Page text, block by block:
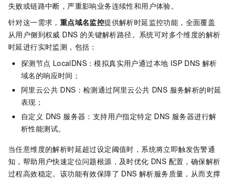
失败或链路中断，严重影响业务连续性和用户体验。
针对这一需求， 重点域名监控提供解析时延监控功能，全面覆盖
从用户侧到权威 DNS 的关键解析路径。系统可对多个维度的解析
时延进行实时监测，包括：
探测节点 LocalDNS：模拟真实用户通过本地 ISP DNS 解析
域名的响应时间；
阿里云公共 DNS：检测通过阿里云公共 DNS 服务解析的时延
表现；
自定义 DNS 服务器：支持用户指定特定 DNS 服务器进行解
析性能测试。
当任意维度的解析时延超过设定阈值时，系统将立即触发告警通
知，帮助用户快速定位问题根源，及时优化 DNS 配置，确保解析
过程高效稳定。该功能有效保障了 DNS 解析服务质量，从而支撑